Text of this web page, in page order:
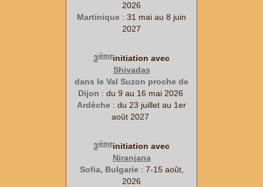
2026
Martinique : 31 mai au 8 juin
2027
3ièmeinitiation avec
Shivadas
dans le Val Suzon proche de
Dijon : du 9 au 16 mai 2026
Ardèche : du 23 juillet au 1er
août 2027
3ièmeinitiation avec
Niranjana
Sofia, Bulgarie : 7-15 août,
2026